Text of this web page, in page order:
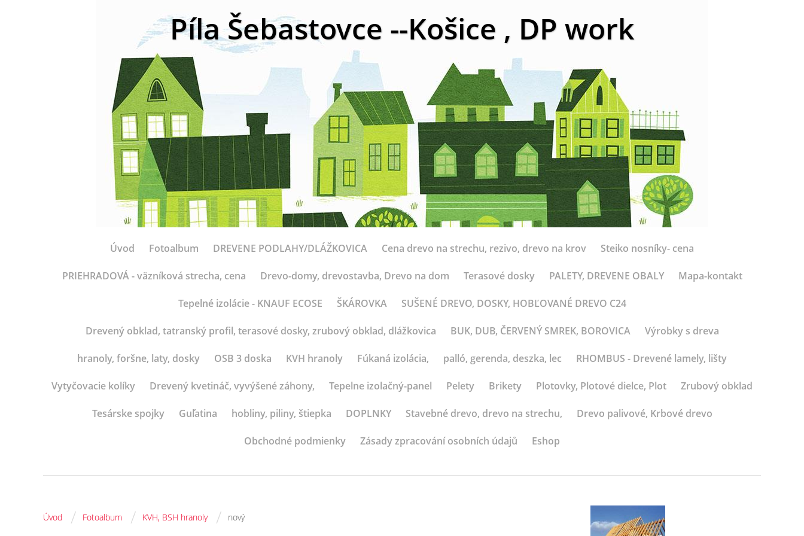
Píla Šebastovce --Košice , DP work
Úvod Fotoalbum DREVENE PODLAHY/DLÁŽKOVICA Cena drevo na strechu, rezivo, drevo na krov Steiko nosníky- cena
PRIEHRADOVÁ - väzníková strecha, cena Drevo-domy, drevostavba, Drevo na dom Terasové dosky PALETY, DREVENE OBALY Mapa-kontakt
Tepelné izolácie - KNAUF ECOSE ŠKÁROVKA SUŠENÉ DREVO, DOSKY, HOBĽOVANÉ DREVO C24
Drevený obklad, tatranský profil, terasové dosky, zrubový obklad, dlážkovica BUK, DUB, ČERVENÝ SMREK, BOROVICA Výrobky s dreva
hranoly, foršne, laty, dosky OSB 3 doska KVH hranoly Fúkaná izolácia, palló, gerenda, deszka, lec RHOMBUS - Drevené lamely, lišty
Vytyčovacie kolíky Drevený kvetináč, vyvýšené záhony, Tepelne izolačný-panel Pelety Brikety Plotovky, Plotové dielce, Plot Zrubový obklad
Tesárske spojky Guľatina hobliny, piliny, štiepka DOPLNKY Stavebné drevo, drevo na strechu, Drevo palivové, Krbové drevo
Obchodné podmienky Zásady zpracování osobních údajů Eshop
Úvod / Fotoalbum / KVH, BSH hranoly / nový